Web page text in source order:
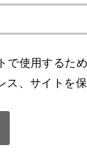
で使用するた
ス、サイトを保